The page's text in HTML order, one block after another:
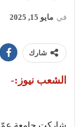
في مايو 15, 2025
شارك
الشعب نيوز:-
شاركت جامعة